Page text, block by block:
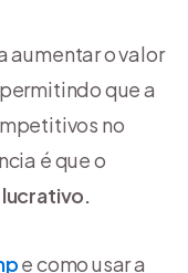
aumentar o valor
que a
no
é que o
e como usar a